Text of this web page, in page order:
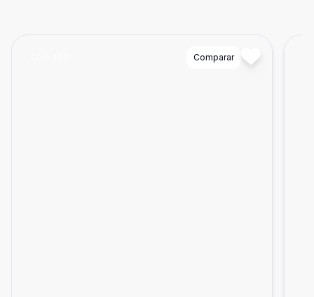
Comparar